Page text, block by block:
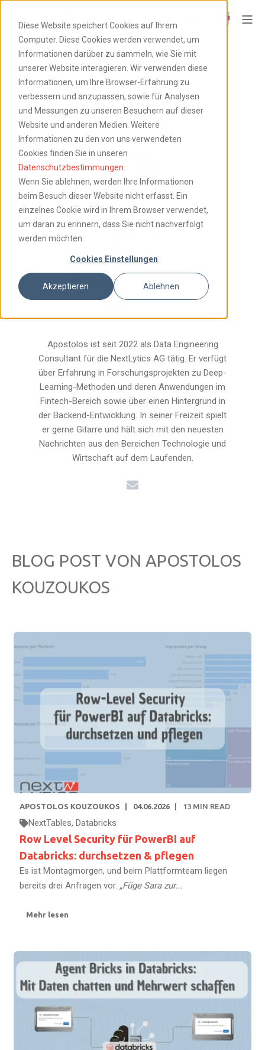
Diese Website speichert Cookies auf Ihrem
Computer. Diese Cookies werden verwendet, um
Informationen darüber zu sammeln, wie Sie mit
unserer Website interagieren. Wir verwenden diese
Informationen, um Ihre Browser-Erfahrung zu
verbessern und anzupassen, sowie für Analysen
und Messungen zu unseren Besuchern auf dieser
Website und anderen Medien. Weitere
Informationen zu den von uns verwendeten
Cookies finden Sie in unseren
Datenschutzbestimmungen
Wenn Sie ablehnen, werden Ihre Informationen
beim Besuch dieser Website nicht erfasst. Ein
einzelnes Cookie wird in Ihrem Browser verwendet,
um daran zu erinnern, dass Sie nicht nachverfolgt
werden möchten.
Cookies Einstellungen
Akzeptieren Ablehnen
NextLytics Blog
Apostolos ist seit 2022 als Data Engineering
Consultant für die NextLytics AG tätig. Er verfügt
über Erfahrung in Forschungsprojekten zu Deep-
Learning-Methoden und deren Anwendungen im
Fintech-Bereich sowie über einen Hintergrund in
der Backend-Entwicklung. In seiner Freizeit spielt
er gerne Gitarre und hält sich mit den neuesten
Nachrichten aus den Bereichen Technologie und
Wirtschaft auf dem Laufenden.
BLOG POST VON APOSTOLOS
KOUZOUKOS
APOSTOLOS KOUZOUKOS 04.06.2026 13 MIN READ
NextTables, Databricks
Row Level Security für PowerBI auf
Databricks: durchsetzen & pflegen
Es ist Montagmorgen, und beim Plattformteam liegen
bereits drei Anfragen vor. „Füge Sara zur...
Mehr lesen